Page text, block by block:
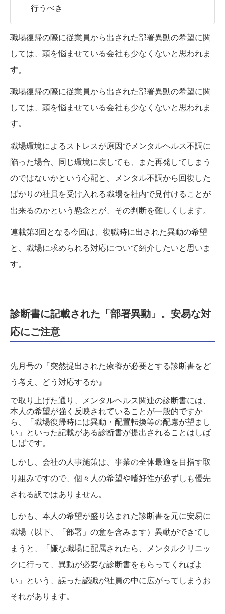
行うべき
職場復帰の際に従業員から出された部署異動の希望に関
しては、頭を悩ませている会社も少なくないと思われま
す。
職場復帰の際に従業員から出された部署異動の希望に関
しては、頭を悩ませている会社も少なくないと思われま
す。
職場環境によるストレスが原因でメンタルヘルス不調に
陥った場合、同じ環境に戻しても、また再発してしまう
のではないかという心配と、メンタル不調から回復した
ばかりの社員を受け入れる職場を社内で見付けることが
出来るのかという懸念とが、その判断を難しくします。
連載第3回となる今回は、復職時に出された異動の希望
と、職場に求められる対応について紹介したいと思いま
す。
診断書に記載された「部署異動」。安易な対
応にご注意
先月号の 『突然提出された療養が必要とする診断書をど
う考え、どう対応するか』
で取り上げた通り、メンタルヘルス関連の診断書には、
本人の希望が強く反映されていることが一般的ですか
ら、「職場復帰時には異動・配置転換等の配慮が望まし
い」といった記載がある診断書が提出されることはしば
しばです。
しかし、会社の人事施策は、事業の全体最適を目指す取
り組みですので、個々人の希望や嗜好性が必ずしも優先
される訳ではありません。
しかも、本人の希望が盛り込まれた診断書を元に安易に
職場（以下、「部署」の意を含みます）異動ができてし
まうと、「嫌な職場に配属されたら、メンタルクリニッ
クに行って、異動が必要な診断書をもらってくればよ
い」という、誤った認識が社員の中に広がってしまうお
それがあります。